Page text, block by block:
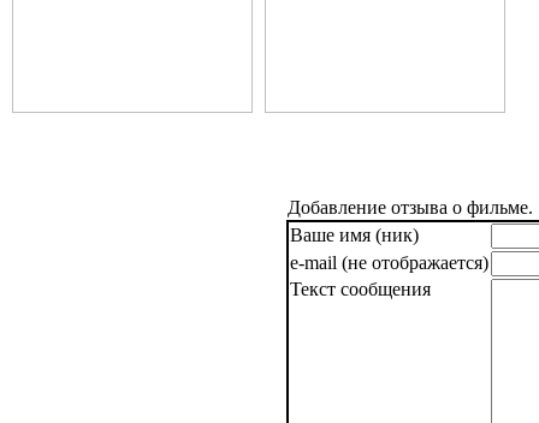
Добавление отзыва о фильме.
Ваше имя (ник)
e-mail (не отображается)
Текст сообщения